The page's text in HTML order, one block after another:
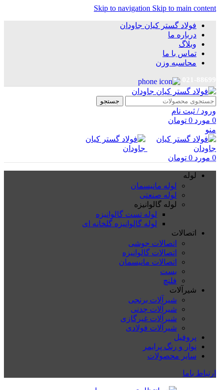
Skip to navigation Skip to main content
فولاد گستر کیان جاودان
درباره ما
وبلاگ
تماس با ما
محاسبه وزن
جستجو
ورود / ثبت نام
0 مورد 0 تومان
منو
0 مورد 0 تومان
لوله
لوله مانیسمان
لوله صنعتی
لوله گالوانیزه
لوله تست گالوانیزه
لوله گالوانیزه گلخانه ای
اتصالات
اتصالات جوشی
اتصالات گالوانیزه
اتصالات مانیسمان
بست
فلنچ
شیرآلات
شیرآلات برنجی
شیرآلات چدنی
شیرآلات غیرگازی
شیرآلات فولادی
پروفیل
نوار و رنگ پرایمر
سایر محصولات
ارتباط باما